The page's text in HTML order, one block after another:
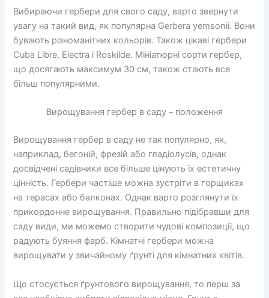
Вибираючи гербери для свого саду, варто звернути
увагу на такий вид, як популярна Gerbera yemsonii. Вони
бувають різноманітних кольорів. Також цікаві гербери
Cuba Libre, Electra і Roskilde. Мініатюрні сорти гербер,
що досягають максимум 30 см, також стають все
більш популярними.
Вирощування гербер в саду – положення
Вирощування гербер в саду не так популярно, як,
наприклад, бегоній, фрезій або гладіолусів, однак
досвідчені садівники все більше цінують їх естетичну
цінність. Гербери частіше можна зустріти в горщиках
на терасах або балконах. Однак варто розглянути їх
прикордонне вирощування. Правильно підібравши для
саду види, ми можемо створити чудові композиції, що
радують буяння фарб. Кімнатні гербери можна
вирощувати у звичайному ґрунті для кімнатних квітів.
Що стосується ґрунтового вирощування, то перш за